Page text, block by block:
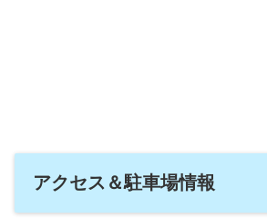
アクセス＆駐車場情報